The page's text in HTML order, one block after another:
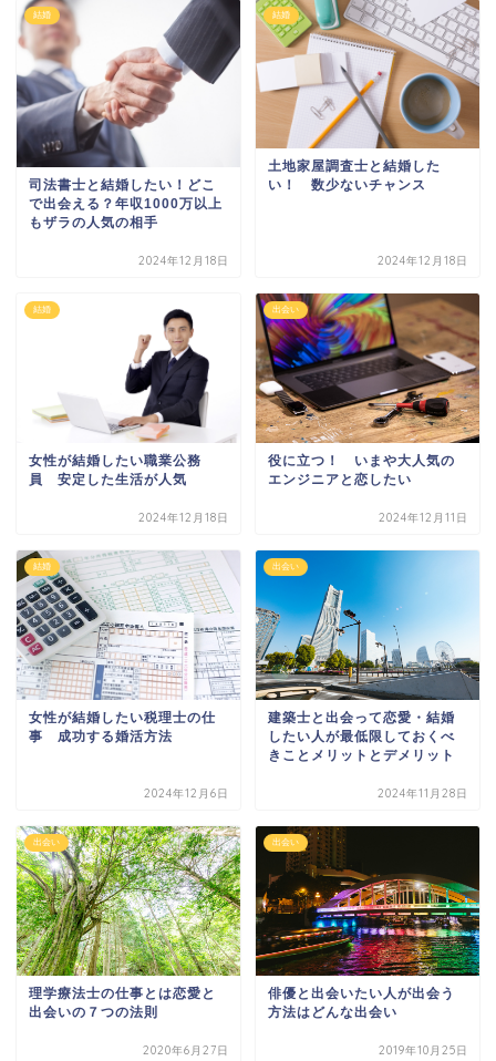
結婚
司法書士と結婚したい！どこ
で出会える？年収1000万以上
もザラの人気の相手
2024年12月18日
結婚
土地家屋調査士と結婚した
い！ 数少ないチャンス
2024年12月18日
結婚
女性が結婚したい職業公務
員 安定した生活が人気
2024年12月18日
出会い
役に立つ！ いまや大人気の
エンジニアと恋したい
2024年12月11日
結婚
女性が結婚したい税理士の仕
事 成功する婚活方法
2024年12月6日
出会い
建築士と出会って恋愛・結婚
したい人が最低限しておくべ
きことメリットとデメリット
2024年11月28日
出会い
理学療法士の仕事とは恋愛と
出会いの７つの法則
2020年6月27日
出会い
俳優と出会いたい人が出会う
方法はどんな出会い
2019年10月25日